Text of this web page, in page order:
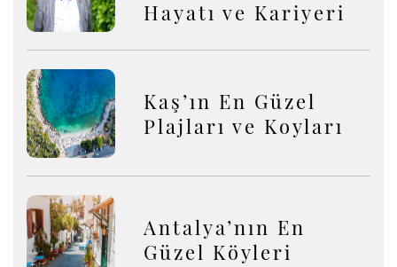
Hayatı ve Kariyeri
Kaş’ın En Güzel
Plajları ve Koyları
Antalya’nın En
Güzel Köyleri